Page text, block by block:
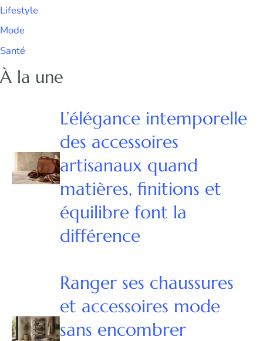
Lifestyle
Mode
Santé
À la une
L’élégance intemporelle
des accessoires
artisanaux quand
matières, finitions et
équilibre font la
différence
Ranger ses chaussures
et accessoires mode
sans encombrer